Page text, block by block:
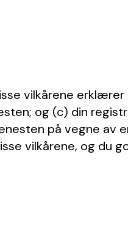
vilkårene
og (c) din
på vegne av
vilkårene, og du